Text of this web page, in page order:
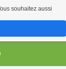
souhaitez aussi